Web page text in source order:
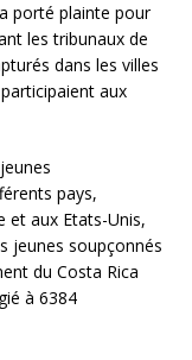
porté plainte pour
les tribunaux de
dans les villes
aux
pays,
et aux Etats-Unis,
jeunes soupçonnés
du Costa Rica
à 6384